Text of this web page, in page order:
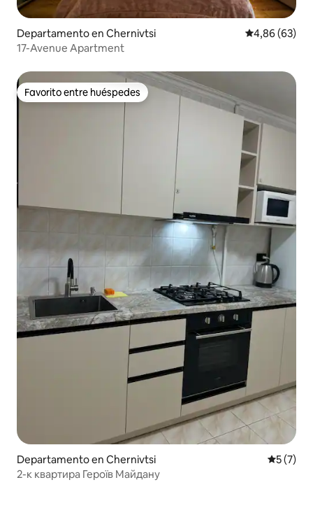
Departamento en Chernivtsi Calificación
4,86 (63)
17-Avenue Apartment
Favorito entre huéspedes
Favorito entre huéspedes
Departamento en Chernivtsi
5 (7)
2-к квартира Героїв Майдану